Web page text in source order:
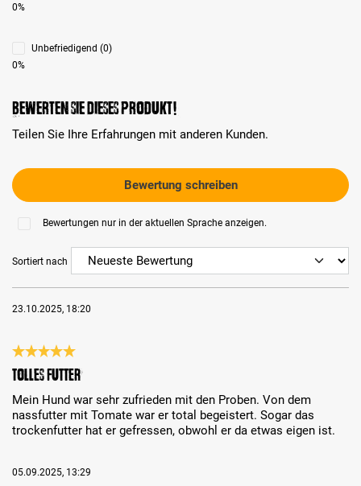
0%
Unbefriedigend (0)
0%
Bewerten Sie dieses Produkt!
Teilen Sie Ihre Erfahrungen mit anderen Kunden.
Bewertung schreiben
Bewertungen nur in der aktuellen Sprache anzeigen.
Sortiert nach
23.10.2025, 18:20
Bewertung mit 5 von 5 Sternen
Tolles Futter
Mein Hund war sehr zufrieden mit den Proben. Von dem
nassfutter mit Tomate war er total begeistert. Sogar das
trockenfutter hat er gefressen, obwohl er da etwas eigen ist.
05.09.2025, 13:29